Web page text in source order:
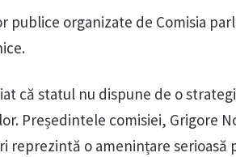
publice organizate de Comisia
că statul nu dispune de o
Președintele comisiei, Grigore
reprezintă o amenințare serioasă